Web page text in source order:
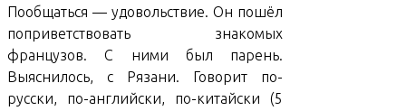
Пообщаться — удовольствие. Он пошёл
поприветствовать знакомых
французов. С ними был парень.
Выяснилось, с Рязани. Говорит по-
русски, по-английски, по-китайски (5